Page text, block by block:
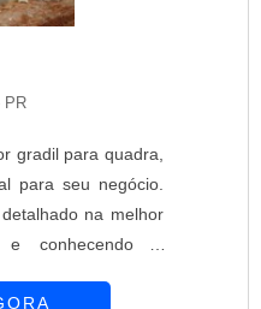
PR
gradil para quadra,
para seu negócio.
na melhor
e conhecendo a
DE